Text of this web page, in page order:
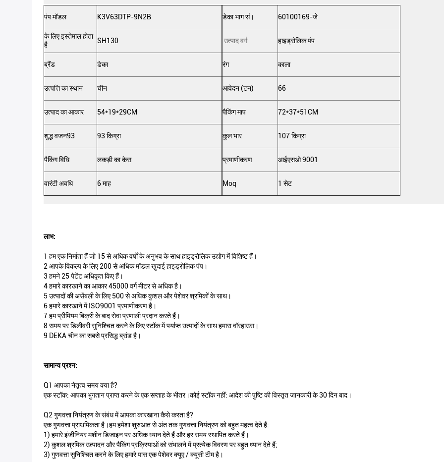
पंप मॉडल K3V63DTP-9N2B
के लिए इस्तेमाल होता
है
SH130
ब्रैंड डेका
उत्पत्ति का स्थान चीन
उत्पाद का आकार 54*19*29CM
शुद्ध वजन93 93 किग्रा
पैकिंग विधि लकड़ी का केस
वारंटी अवधि 6 माह
डेका भाग सं। 60100169-जे
उत्पाद वर्ग हाइड्रोलिक पंप
रंग काला
आवेदन (टन) 66
पैकिंग माप 72*37*51CM
कुल भार 107 किग्रा
प्रमाणीकरण आईएसओ 9001
Moq 1 सेट
लाभ:
1 हम एक निर्माता हैं जो 15 से अधिक वर्षों के अनुभव के साथ हाइड्रोलिक उद्योग में विशिष्ट हैं।
2 आपके विकल्प के लिए 200 से अधिक मॉडल खुदाई हाइड्रोलिक पंप।
3 हमने 25 पेटेंट अधिकृत किए हैं।
4 हमारे कारखाने का आकार 45000 वर्ग मीटर से अधिक है।
5 उत्पादों की असेंबली के लिए 500 से अधिक कुशल और पेशेवर श्रमिकों के साथ।
6 हमारे कारखाने में ISO9001 प्रमाणीकरण है।
7 हम प्रीमियम बिक्री के बाद सेवा प्रणाली प्रदान करते हैं।
8 समय पर डिलीवरी सुनिश्चित करने के लिए स्टॉक में पर्याप्त उत्पादों के साथ हमारा वॉरहाउस।
9 DEKA चीन का सबसे प्रसिद्ध ब्रांड है।
सामान्य प्रश्न:
Q1 आपका नेतृत्व समय क्या है?
एक स्टॉक: आपका भुगतान प्राप्त करने के एक सप्ताह के भीतर।कोई स्टॉक नहीं: आदेश की पुष्टि की विस्तृत जानकारी के 30 दिन बाद।
Q2 गुणवत्ता नियंत्रण के संबंध में आपका कारखाना कैसे करता है?
एक गुणवत्ता प्राथमिकता है।हम हमेशा शुरुआत से अंत तक गुणवत्ता नियंत्रण को बहुत महत्व देते हैं:
1) हमारे इंजीनियर मशीन डिजाइन पर अधिक ध्यान देते हैं और हर समय स्थापित करते हैं।
2) कुशल श्रमिक उत्पादन और पैकिंग प्रक्रियाओं को संभालने में प्रत्येक विवरण पर बहुत ध्यान देते हैं;
3) गुणवत्ता सुनिश्चित करने के लिए हमारे पास एक पेशेवर क्यूए / क्यूसी टीम है।